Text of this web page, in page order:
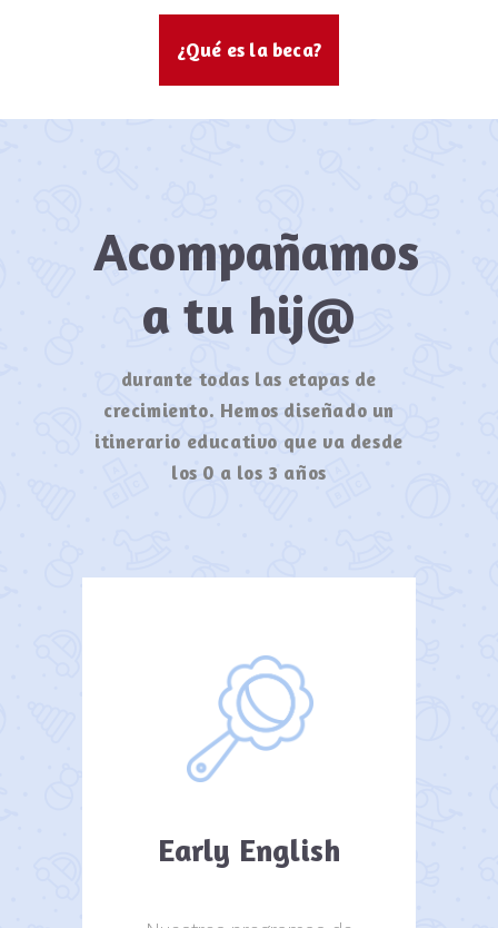
¿Qué es la beca?
Acompañamos
a tu hij@
durante todas las etapas de
crecimiento. Hemos diseñado un
itinerario educativo que va desde
los 0 a los 3 años
Early English